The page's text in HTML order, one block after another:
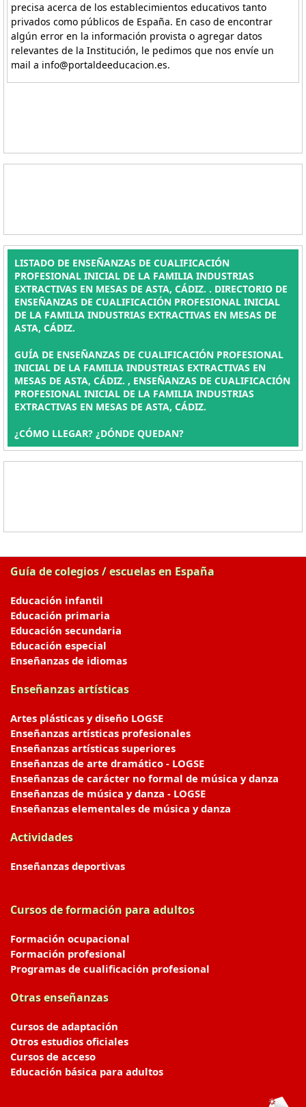
precisa acerca de los establecimientos educativos tanto
privados como públicos de España. En caso de encontrar
algún error en la información provista o agregar datos
relevantes de la Institución, le pedimos que nos envíe un
mail a info@portaldeeducacion.es.
LISTADO DE ENSEÑANZAS DE CUALIFICACIÓN
PROFESIONAL INICIAL DE LA FAMILIA INDUSTRIAS
EXTRACTIVAS EN MESAS DE ASTA, CÁDIZ. . DIRECTORIO DE
ENSEÑANZAS DE CUALIFICACIÓN PROFESIONAL INICIAL
DE LA FAMILIA INDUSTRIAS EXTRACTIVAS EN MESAS DE
ASTA, CÁDIZ.
GUÍA DE ENSEÑANZAS DE CUALIFICACIÓN PROFESIONAL
INICIAL DE LA FAMILIA INDUSTRIAS EXTRACTIVAS EN
MESAS DE ASTA, CÁDIZ. , ENSEÑANZAS DE CUALIFICACIÓN
PROFESIONAL INICIAL DE LA FAMILIA INDUSTRIAS
EXTRACTIVAS EN MESAS DE ASTA, CÁDIZ.
¿CÓMO LLEGAR? ¿DÓNDE QUEDAN?
Guía de colegios / escuelas en España
Educación infantil
Educación primaria
Educación secundaria
Educación especial
Enseñanzas de idiomas
Enseñanzas artísticas
Artes plásticas y diseño LOGSE
Enseñanzas artísticas profesionales
Enseñanzas artísticas superiores
Enseñanzas de arte dramático - LOGSE
Enseñanzas de carácter no formal de música y danza
Enseñanzas de música y danza - LOGSE
Enseñanzas elementales de música y danza
Actividades
Enseñanzas deportivas
Cursos de formación para adultos
Formación ocupacional
Formación profesional
Programas de cualificación profesional
Otras enseñanzas
Cursos de adaptación
Otros estudios oficiales
Cursos de acceso
Educación básica para adultos